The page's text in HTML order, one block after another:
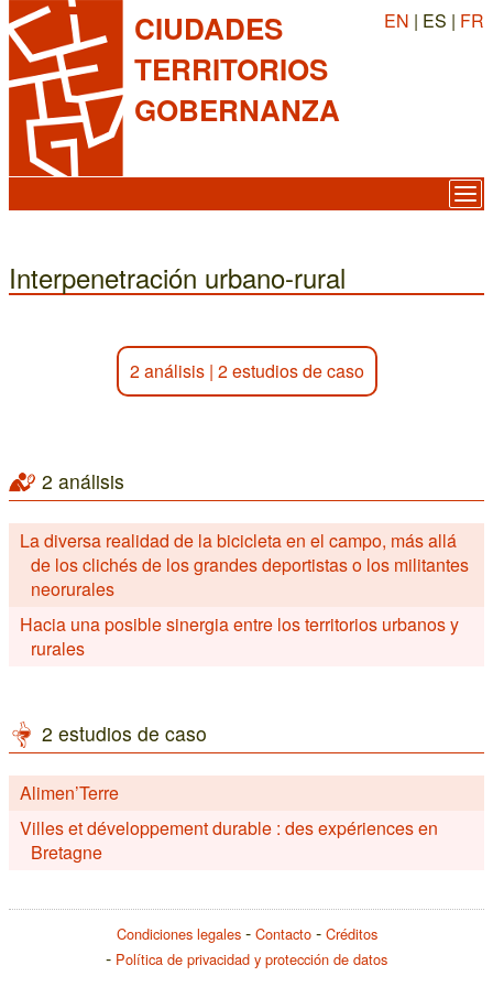
CIUDADES
TERRITORIOS
GOBERNANZA
EN | ES | FR
Interpenetración urbano-rural
2 análisis| 2 estudios de caso
2 análisis
La diversa realidad de la bicicleta en el campo, más allá
de los clichés de los grandes deportistas o los militantes
neorurales
Hacia una posible sinergia entre los territorios urbanos y
rurales
2 estudios de caso
Alimen’Terre
Villes et développement durable : des expériences en
Bretagne
Condiciones legales Contacto
Créditos
Política de privacidad y protección de datos